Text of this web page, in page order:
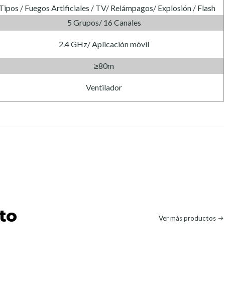
/ Fuegos Artificiales / TV/ Relámpagos/ Explosión / Flash
5 Grupos/ 16 Canales
2.4 GHz/ Aplicación móvil
≥80m
Ventilador
Ver más productos